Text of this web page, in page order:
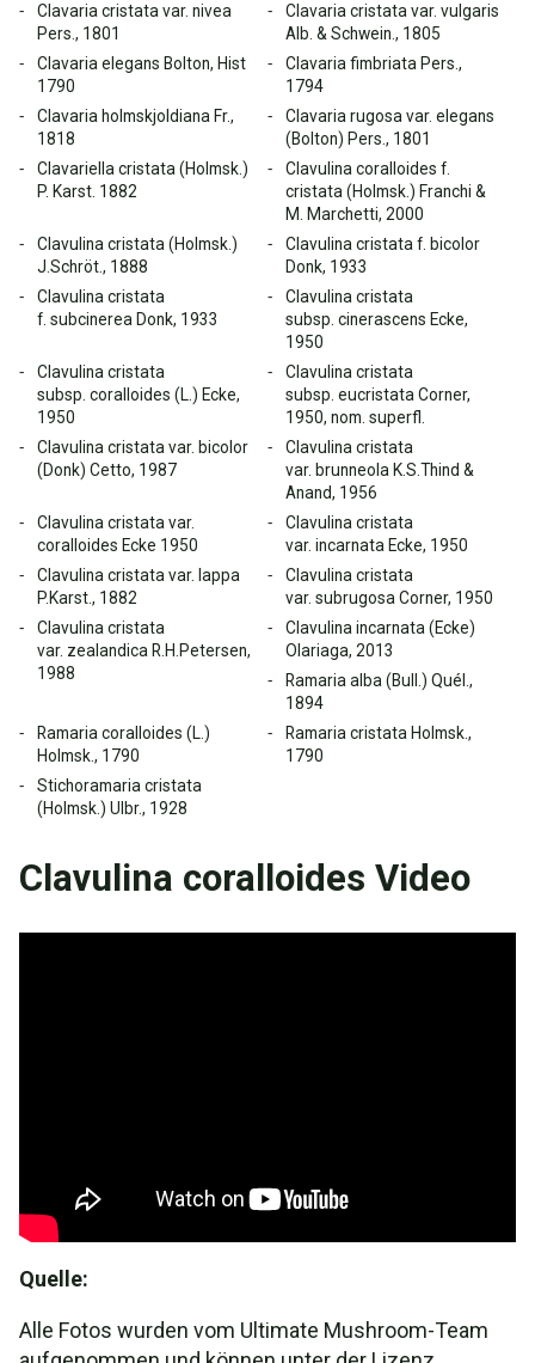
Clavaria cristata var. nivea
Pers., 1801
Clavaria cristata var. vulgaris
Alb. & Schwein., 1805
Clavaria elegans Bolton, Hist
1790
Clavaria fimbriata Pers.,
1794
Clavaria holmskjoldiana Fr.,
1818
Clavaria rugosa var. elegans
(Bolton) Pers., 1801
Clavariella cristata (Holmsk.)
P. Karst. 1882
Clavulina coralloides f.
cristata (Holmsk.) Franchi &
M. Marchetti, 2000
Clavulina cristata (Holmsk.)
J.Schröt., 1888
Clavulina cristata f. bicolor
Donk, 1933
Clavulina cristata
f. subcinerea Donk, 1933
Clavulina cristata
subsp. cinerascens Ecke,
1950
Clavulina cristata
subsp. coralloides (L.) Ecke,
1950
Clavulina cristata
subsp. eucristata Corner,
1950, nom. superfl.
Clavulina cristata var. bicolor
(Donk) Cetto, 1987
Clavulina cristata
var. brunneola K.S.Thind &
Anand, 1956
Clavulina cristata var.
coralloides Ecke 1950
Clavulina cristata
var. incarnata Ecke, 1950
Clavulina cristata var. lappa
P.Karst., 1882
Clavulina cristata
var. subrugosa Corner, 1950
Clavulina cristata
var. zealandica R.H.Petersen,
1988
Clavulina incarnata (Ecke)
Olariaga, 2013
Ramaria alba (Bull.) Quél.,
1894
Ramaria coralloides (L.)
Holmsk., 1790
Ramaria cristata Holmsk.,
1790
Stichoramaria cristata
(Holmsk.) Ulbr., 1928
Clavulina coralloides Video
Quelle:
Alle Fotos wurden vom Ultimate Mushroom-Team